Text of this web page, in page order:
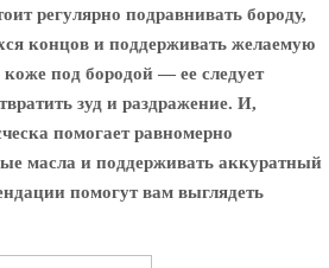
регулярно подравнивать бороду,
концов и поддерживать желаемую
под бородой — ее следует
зуд и раздражение. И,
помогает равномерно
масла и поддерживать аккуратный
помогут вам выглядеть